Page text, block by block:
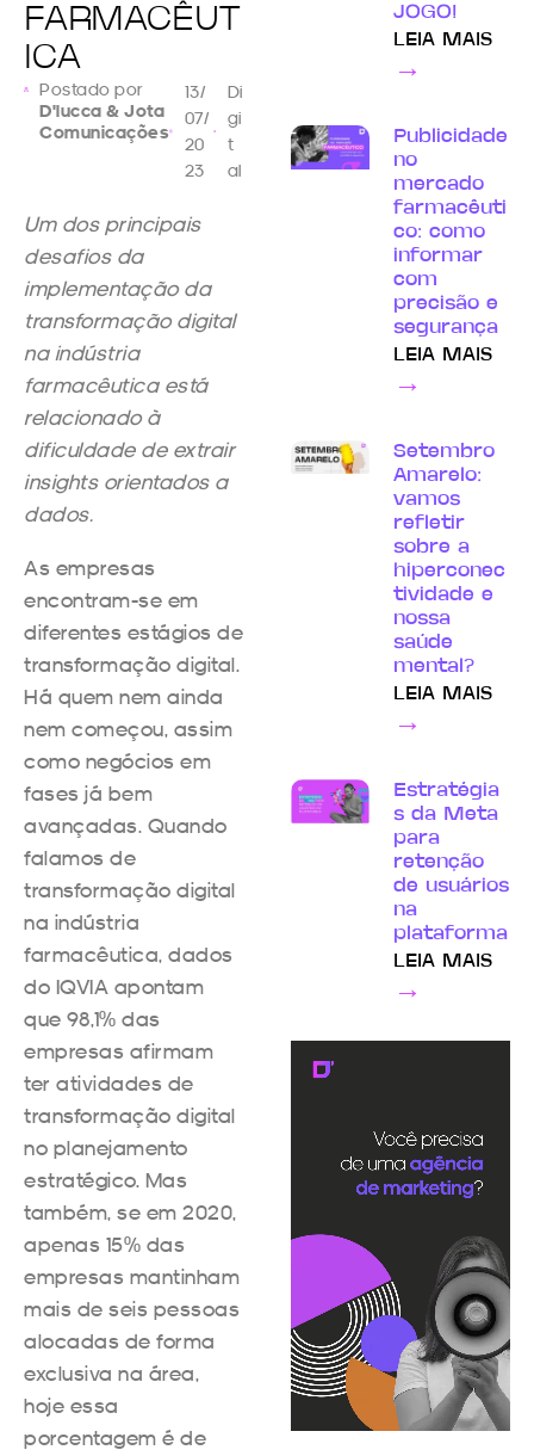
FARMACÊUT
ICA
Postado por
D'lucca & Jota
Comunicações
13/
07/
20
23
Di
gi
t
al
Um dos principais
desafios da
implementação da
transformação digital
na indústria
farmacêutica está
relacionado à
dificuldade de extrair
insights orientados a
dados.
As empresas
encontram-se em
diferentes estágios de
transformação digital.
Há quem nem ainda
nem começou, assim
como negócios em
fases já bem
avançadas. Quando
falamos de
transformação digital
na indústria
farmacêutica, dados
do IQVIA apontam
que 98,1% das
empresas afirmam
ter atividades de
transformação digital
no planejamento
estratégico. Mas
também, se em 2020,
apenas 15% das
empresas mantinham
mais de seis pessoas
alocadas de forma
exclusiva na área,
hoje essa
porcentagem é de
JOGO!
LEIA MAIS
→
Publicidade
no
mercado
farmacêuti
co: como
informar
com
precisão e
segurança
LEIA MAIS
→
Setembro
Amarelo:
vamos
refletir
sobre a
hiperconec
tividade e
nossa
saúde
mental?
LEIA MAIS
→
Estratégia
s da Meta
para
retenção
de usuários
na
plataforma
LEIA MAIS
→